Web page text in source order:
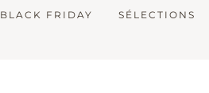
BLACK FRIDAY SÉLECTIONS